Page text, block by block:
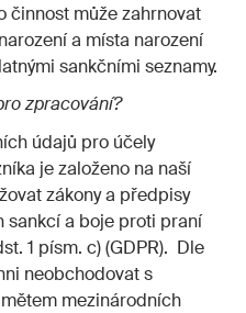
činnost může zahrnovat
a místa narození
sankčními seznamy.
zpracování?
údajů pro účely
je založeno na naší
zákony a předpisy
sankcí a boje proti praní
1 písm. c) (GDPR). Dle
neobchodovat s
mezinárodních